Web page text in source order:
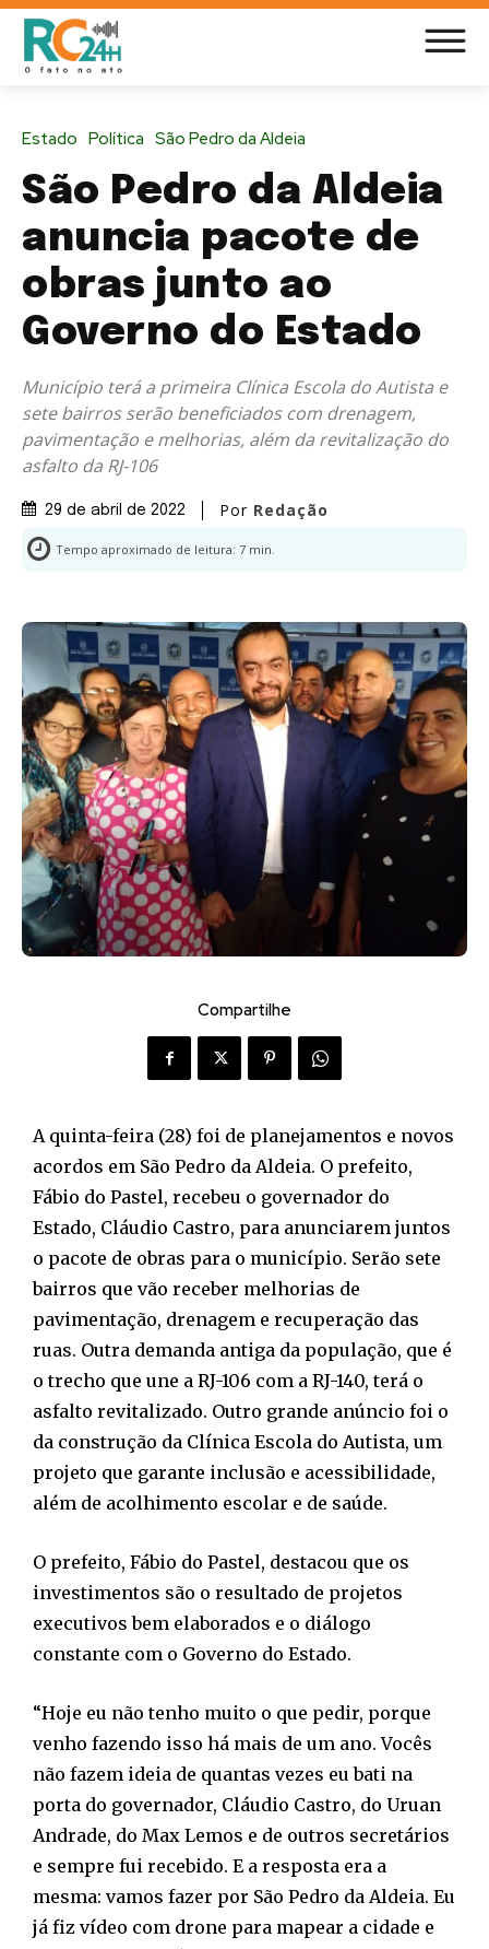
Estado Política São Pedro da Aldeia
São Pedro da Aldeia
anuncia pacote de
obras junto ao
Governo do Estado
Município terá a primeira Clínica Escola do Autista e
sete bairros serão beneficiados com drenagem,
pavimentação e melhorias, além da revitalização do
asfalto da RJ-106
29 de abril de 2022 Por Redação
Tempo aproximado de leitura: 7 min.
Compartilhe
A quinta-feira (28) foi de planejamentos e novos
acordos em São Pedro da Aldeia. O prefeito,
Fábio do Pastel, recebeu o governador do
Estado, Cláudio Castro, para anunciarem juntos
o pacote de obras para o município. Serão sete
bairros que vão receber melhorias de
pavimentação, drenagem e recuperação das
ruas. Outra demanda antiga da população, que é
o trecho que une a RJ-106 com a RJ-140, terá o
asfalto revitalizado. Outro grande anúncio foi o
da construção da Clínica Escola do Autista, um
projeto que garante inclusão e acessibilidade,
além de acolhimento escolar e de saúde.
O prefeito, Fábio do Pastel, destacou que os
investimentos são o resultado de projetos
executivos bem elaborados e o diálogo
constante com o Governo do Estado.
“Hoje eu não tenho muito o que pedir, porque
venho fazendo isso há mais de um ano. Vocês
não fazem ideia de quantas vezes eu bati na
porta do governador, Cláudio Castro, do Uruan
Andrade, do Max Lemos e de outros secretários
e sempre fui recebido. E a resposta era a
mesma: vamos fazer por São Pedro da Aldeia. Eu
já fiz vídeo com drone para mapear a cidade e